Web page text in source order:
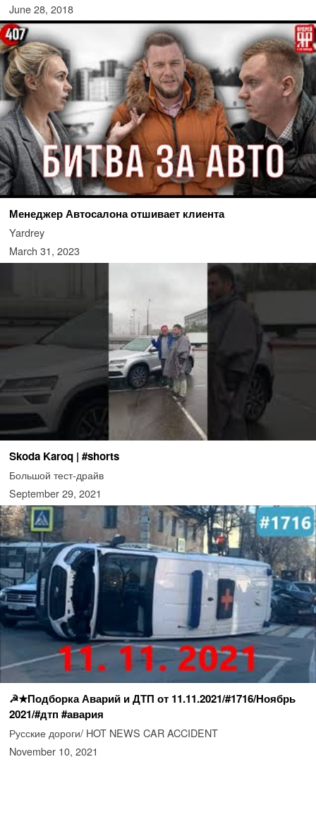
June 28, 2018
Менеджер Автосалона отшивает клиента
Yardrey
March 31, 2023
Skoda Karoq | #shorts
Большой тест-драйв
September 29, 2021
☭★Подборка Аварий и ДТП от 11.11.2021/#1716/Ноябрь
2021/#дтп #авария
Русские дороги/ HOT NEWS CAR ACCIDENT
November 10, 2021